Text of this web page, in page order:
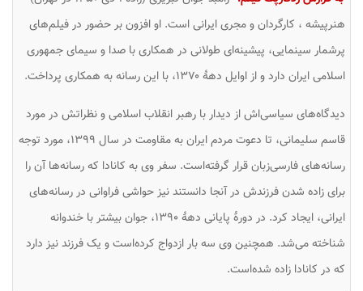
هنرپیشه ، کارگردان و مجری ایرانی است. او افزون بر حضور در فیلم‌های
پرشمار سینمایی، پیشینه‌ای طولانی در همکاری با صدا و سیمای جمهوری
اسلامی ایران دارد و از اوایل دههٔ ۱۳۷۰، با این رسانه به همکاری پرداخت.
دیدگاه‌های سیاسی‌اش از دیدار با رهبر انقلاب اسلامی و نظراتش در مورد
قاسم سلیمانی، تا دعوت مردم ایران به مقاومت در سال ۱۳۹۹، مورد توجه
رسانه‌های فارسی‌زبان قرار گرفته‌است. سفر وی به کانادا که رسانه‌ها آن را
برای زاده شدن فرزندش در آنجا دانستند نیز حواشی فراوانی در رسانه‌های
ایرانی، ایجاد کرد. در دورهٔ پایانی دههٔ ۱۳۹۰، جوان بیشتر با
خندوانه
شناخته می‌شد. همچنین وی سه بار ازدواج کرده‌است و یک فرزند نیز دارد
که در کانادا زاده شده‌است.